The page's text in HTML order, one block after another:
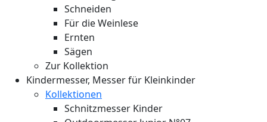
Schneiden
Für die Weinlese
Ernten
Sägen
Zur Kollektion
Kindermesser, Messer für Kleinkinder
Kollektionen
Schnitzmesser Kinder